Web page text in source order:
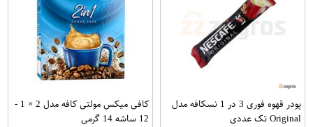
پودر قهوه فوری 3 در 1 نسکافه مدل
Original تک عددی
کافی میکس مولتی کافه مدل 2 × 1 -
12 ساشه 14 گرمی